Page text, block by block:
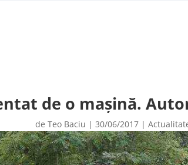
de o mașină.
de Teo Baciu | 30/06/2017 |